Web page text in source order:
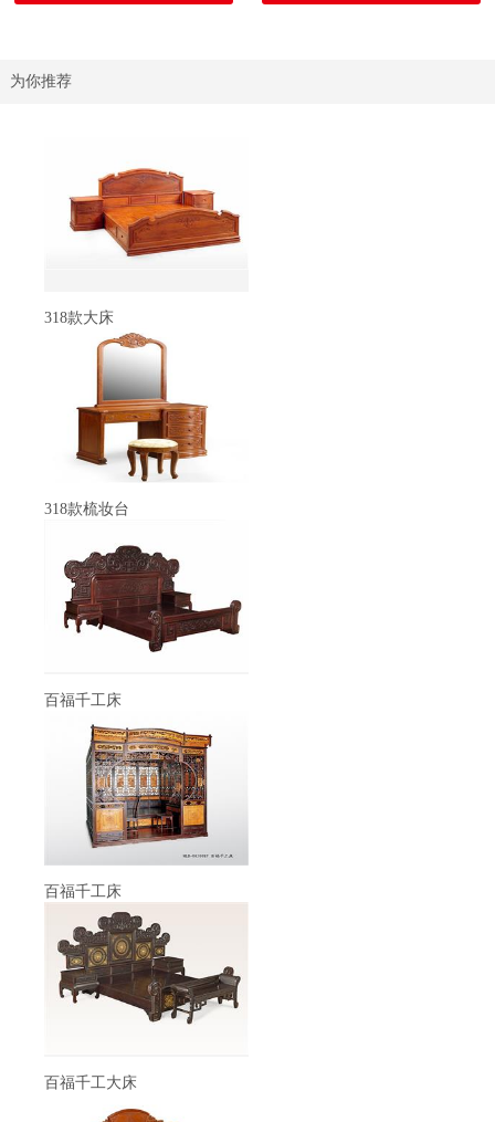
为你推荐
318款大床
318款梳妆台
百福千工床
百福千工床
百福千工大床